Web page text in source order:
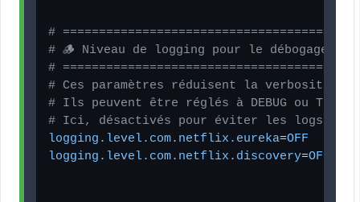
#
# 🪵 Niveau de logging pour le débogage
#
# Ces paramètres réduisent la verbosité
# Ils peuvent être réglés à DEBUG ou
# Ici, désactivés pour éviter les logs
logging.level.com.netflix.eureka=OFF
logging.level.com.netflix.discovery=OFF